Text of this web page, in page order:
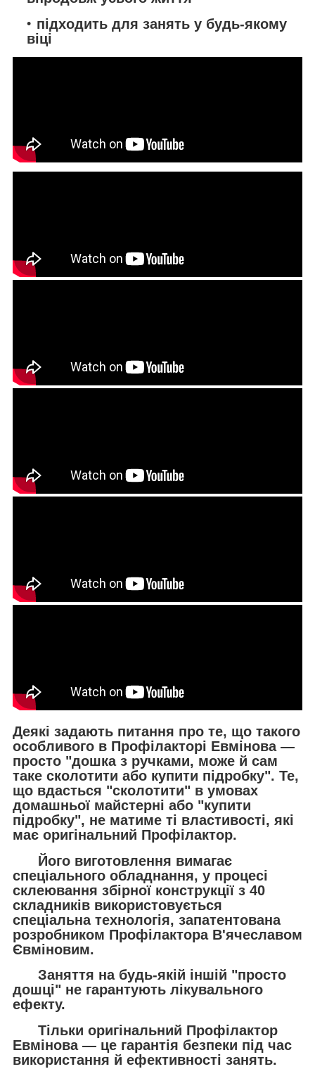
підходить для занять у будь-якому
віці
Деякі задають питання про те, що такого
особливого в Профілакторі Евмінова —
просто "дошка з ручками, може й сам
таке сколотити або купити підробку". Те,
що вдасться "сколотити" в умовах
домашньої майстерні або "купити
підробку", не матиме ті властивості, які
має оригінальний Профілактор.
Його виготовлення вимагає
спеціального обладнання, у процесі
склеювання збірної конструкції з 40
складників використовується
спеціальна технологія, запатентована
розробником Профілактора В'ячеславом
Євміновим.
Заняття на будь-якій іншій "просто
дошці" не гарантують лікувального
ефекту.
Тільки оригінальний Профілактор
Евмінова— це гарантія безпеки під час
використання й ефективності занять.